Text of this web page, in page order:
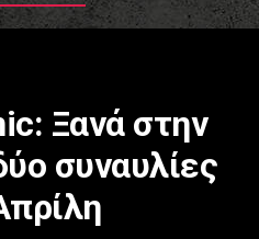
Ξανά στην
συναυλίες